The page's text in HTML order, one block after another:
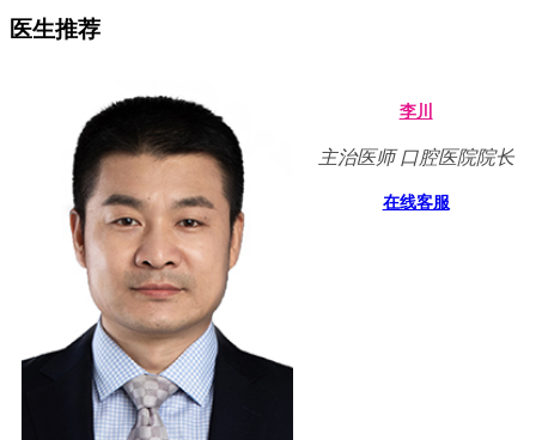
医生推荐
李川
主治医师 口腔医院院长
在线客服